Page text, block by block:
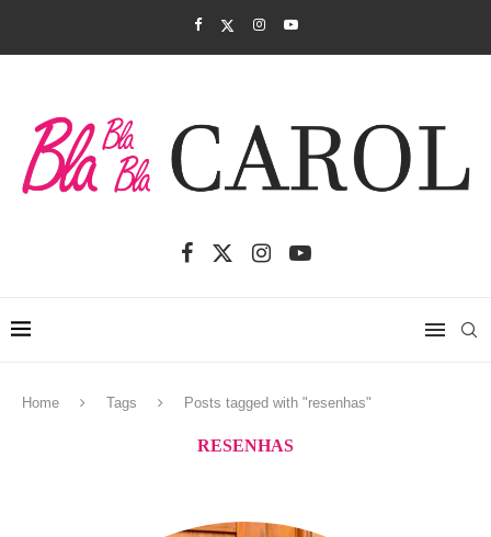
Home Tags Posts tagged with "resenhas"
RESENHAS